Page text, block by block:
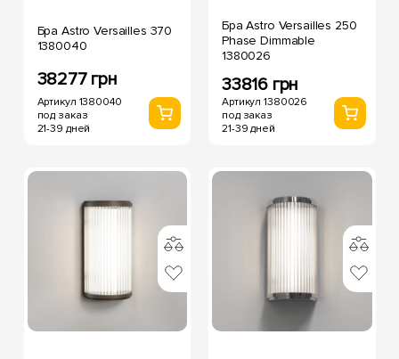
Бра Astro Versailles 370
1380040
38277 грн
Артикул 1380040
под заказ
21-39 дней
Бра Astro Versailles 250
Phase Dimmable
1380026
33816 грн
Артикул 1380026
под заказ
21-39 дней